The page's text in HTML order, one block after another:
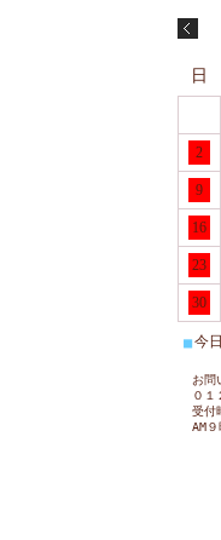
日
2
9
16
23
30
■今日
お問
０１
受付
AM